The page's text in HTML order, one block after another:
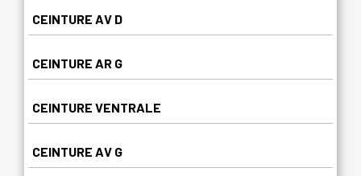
CEINTURE AV D
CEINTURE AR G
CEINTURE VENTRALE
CEINTURE AV G